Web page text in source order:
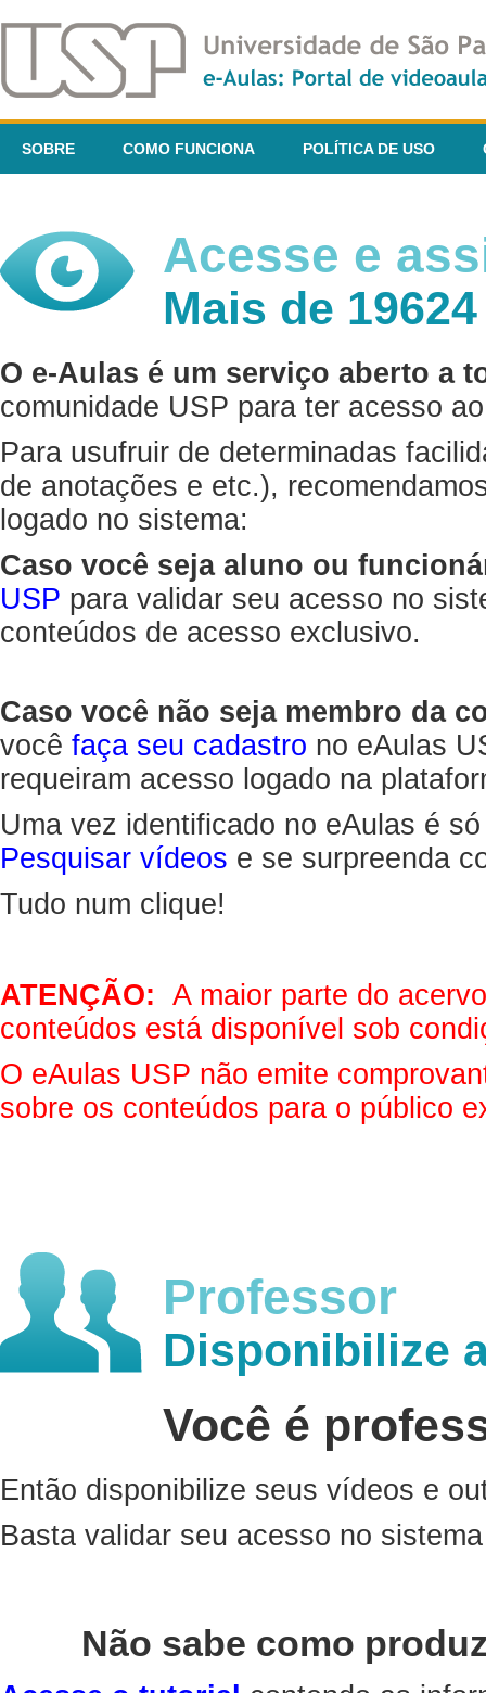
SOBRE COMO FUNCIONA POLÍTICA DE USO
Acesse e
Mais de
O e-Aulas é um serviço aberto a
comunidade USP para ter acesso
Para usufruir de determinadas
de anotações e etc.),
logado no sistema:
Caso você seja aluno ou
USP para validar seu acesso no
conteúdos de acesso exclusivo.
Caso você não seja membro da
você faça seu cadastro no eAulas
requeiram acesso logado na
Uma vez identificado no eAulas é
Pesquisar vídeos e se surpreenda
Tudo num clique!
ATENÇÃO: A maior parte do
conteúdos está disponível sob
O eAulas USP não emite
sobre os conteúdos para o público
Professor
Disponibilize
Você é
Então disponibilize seus vídeos e
Basta validar seu acesso no
Não sabe como